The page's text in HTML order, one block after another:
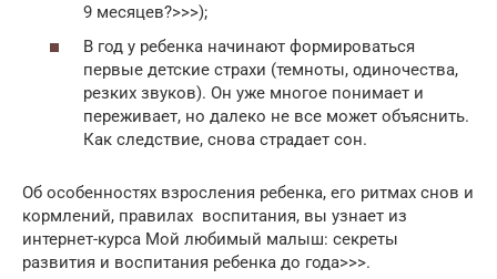
9 месяцев?>>>);
В год у ребенка начинают формироваться
первые детские страхи (темноты, одиночества,
резких звуков). Он уже многое понимает и
переживает, но далеко не все может объяснить.
Как следствие, снова страдает сон.
Об особенностях взросления ребенка, его ритмах снов и
кормлений, правилах воспитания, вы узнает из
интернет-курса Мой любимый малыш: секреты
развития и воспитания ребенка до года>>>.